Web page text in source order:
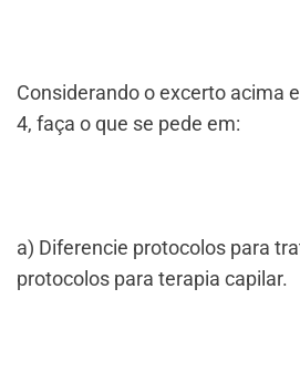
Considerando o excerto acima
4, faça o que se pede em:
a) Diferencie protocolos para
protocolos para terapia capilar.